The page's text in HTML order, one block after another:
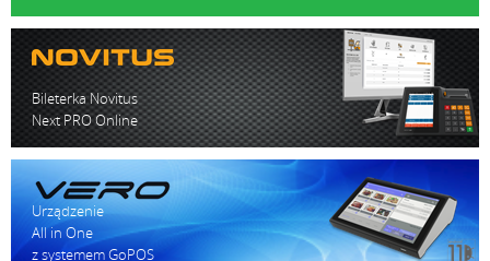
Bileterka Novitus
Next PRO Online
Urządzenie
All in One
z systemem GoPOS